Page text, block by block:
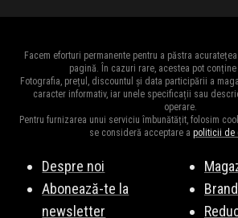
Facem eforturi permanente pentru a păstra
pagină. În cazuri rare, acestea pot
Fotografia, prețul, discountul și data participării a
caracter informativ, iar unele specificații sau
operare.
Pentru furnizarea unui serviciu îmbunătățit, folosim
se consideră acceptare a politicii de
Despre noi
Abonează-te la
newsletter